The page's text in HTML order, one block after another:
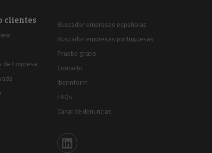
clientes
de Empresa
Buscador empresas españolas
Buscador empresas portuguesas
Prueba gratis
Contacto
Iberinform
FAQs
Canal de denuncias
Iberinform en Linkedin